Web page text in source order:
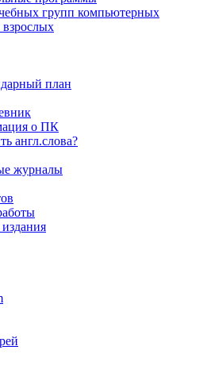
групп компьютерных
план
о ПК
англ.слова?
журналы